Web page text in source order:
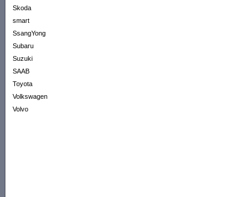
Skoda
smart
SsangYong
Subaru
Suzuki
SAAB
Toyota
Volkswagen
Volvo